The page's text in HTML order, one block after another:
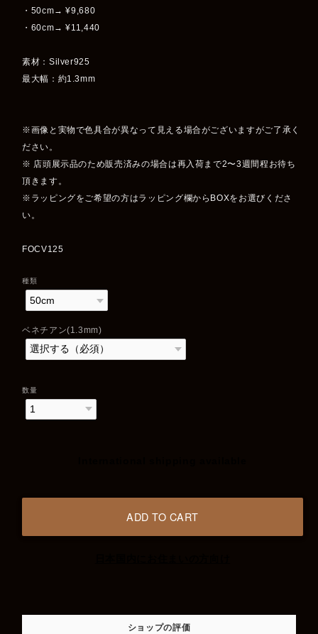
・50cm→ ¥9,680
・60cm→ ¥11,440
素材：Silver925
最大幅：約1.3mm
※画像と実物で色具合が異なって見える場合がございますがご了承く
ださい。
※ 店頭展示品のため販売済みの場合は再入荷まで2〜3週間程お待ち
頂きます。
※ラッピングをご希望の方はラッピング欄からBOXをお選びくださ
い。
FOCV125
種類
ベネチアン(1.3mm)
数量
ADD TO CART
ショップの評価